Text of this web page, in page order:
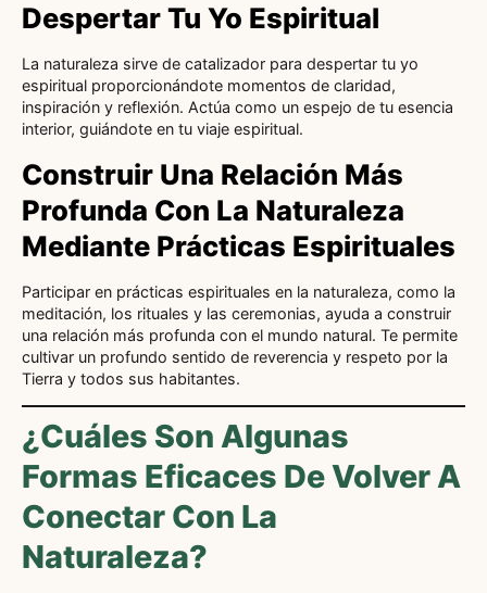
Despertar Tu Yo Espiritual
La naturaleza sirve de catalizador para despertar tu yo
espiritual proporcionándote momentos de claridad,
inspiración y reflexión. Actúa como un espejo de tu esencia
interior, guiándote en tu viaje espiritual.
Construir Una Relación Más
Profunda Con La Naturaleza
Mediante Prácticas Espirituales
Participar en prácticas espirituales en la naturaleza, como la
meditación, los rituales y las ceremonias, ayuda a construir
una relación más profunda con el mundo natural. Te permite
cultivar un profundo sentido de reverencia y respeto por la
Tierra y todos sus habitantes.
¿Cuáles Son Algunas
Formas Eficaces De Volver A
Conectar Con La
Naturaleza?